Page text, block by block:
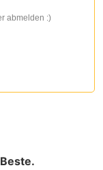
abmelden :)